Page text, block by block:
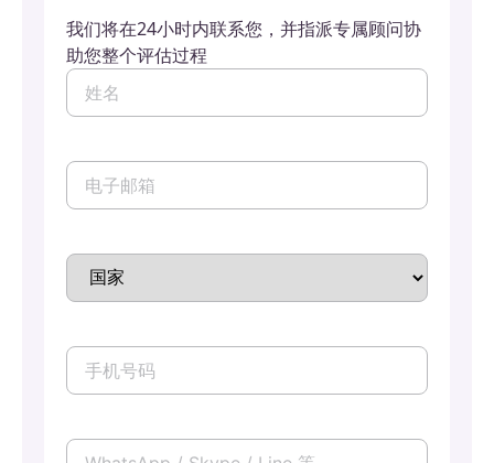
我们将在24小时内联系您，并指派专属顾问协
助您整个评估过程